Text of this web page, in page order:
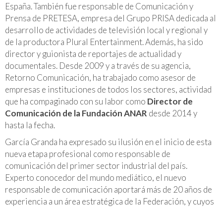
España. También fue responsable de Comunicación y
Prensa de PRETESA, empresa del Grupo PRISA dedicada al
desarrollo de actividades de televisión local y regional y
de la productora Plural Entertainment. Además, ha sido
director y guionista de reportajes de actualidad y
documentales. Desde 2009 y a través de su agencia,
Retorno Comunicación, ha trabajado como asesor de
empresas e instituciones de todos los sectores, actividad
que ha compaginado con su labor como Director de
Comunicación de la Fundación ANAR desde 2014 y
hasta la fecha.
García Granda ha expresado su ilusión en el inicio de esta
nueva etapa profesional como responsable de
comunicación del primer sector industrial del país.
Experto conocedor del mundo mediático, el nuevo
responsable de comunicación aportará más de 20 años de
experiencia a un área estratégica de la Federación, y cuyos